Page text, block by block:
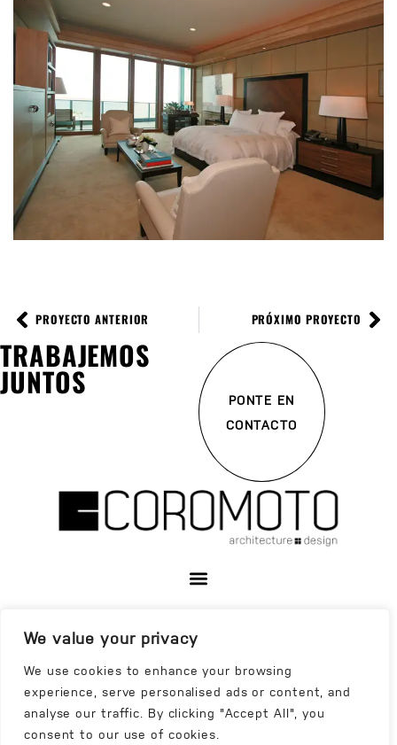
We value your privacy
We use cookies to enhance your browsing
experience, serve personalised ads or content, and
analyse our traffic. By clicking "Accept All", you
consent to our use of cookies.
PROYECTO ANTERIOR PRÓXIMO PROYECTO
TRABAJEMOS
JUNTOS
PONTE EN
CONTACTO